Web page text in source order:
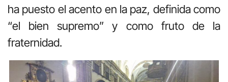
ha puesto el acento en la paz, definida como
“el bien supremo” y como fruto de la
fraternidad.